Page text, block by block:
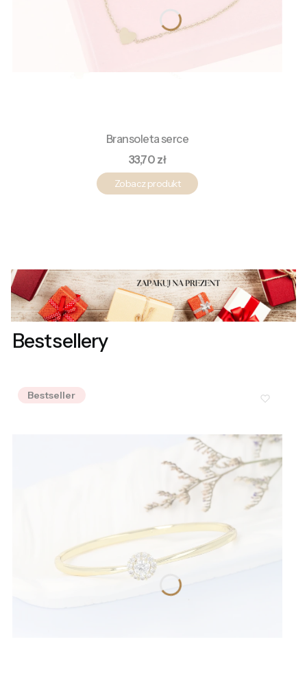
Bransoleta serce
Cena
33,70 zł
Zobacz produkt
Bestsellery
Bestseller